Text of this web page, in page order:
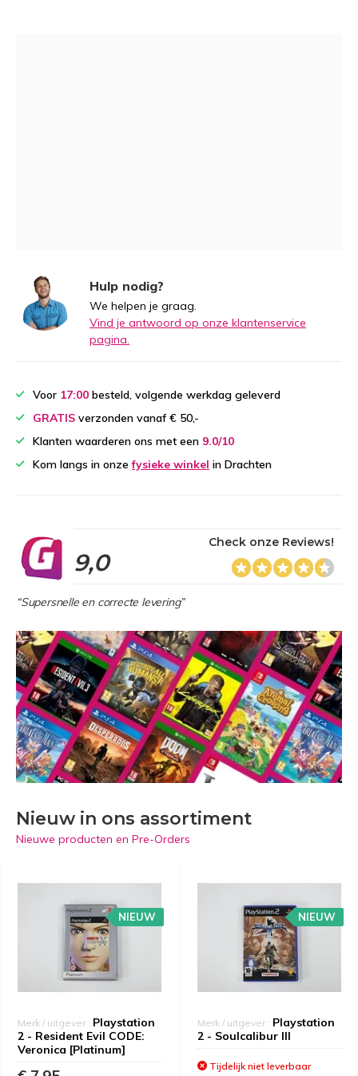
Hulp nodig?
We helpen je graag.
Vind je antwoord op onze klantenservice
pagina.
Voor 17:00 besteld, volgende werkdag geleverd
GRATIS verzonden vanaf € 50,-
Klanten waarderen ons met een 9.0/10
Kom langs in onzefysieke winkel in Drachten
9,0
Check onze Reviews!
“Supersnelle en correcte levering”
Nieuw in ons assortiment
Nieuwe producten en Pre-Orders
Merk / uitgever : Playstation
2 - Resident Evil CODE:
Veronica [Platinum]
NIEUW
Merk / uitgever : Playstation
2 - Soulcalibur III
NIEUW
Tijdelijk niet leverbaar